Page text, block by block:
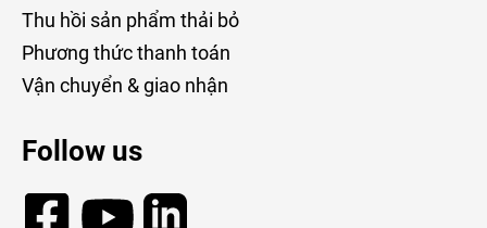
Thu hồi sản phẩm thải bỏ
Phương thức thanh toán
Vận chuyển & giao nhận
Follow us